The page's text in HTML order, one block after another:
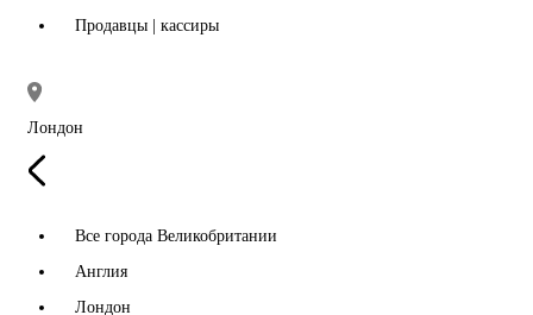
Продавцы | кассиры
Лондон
Все города Великобритании
Англия
Лондон